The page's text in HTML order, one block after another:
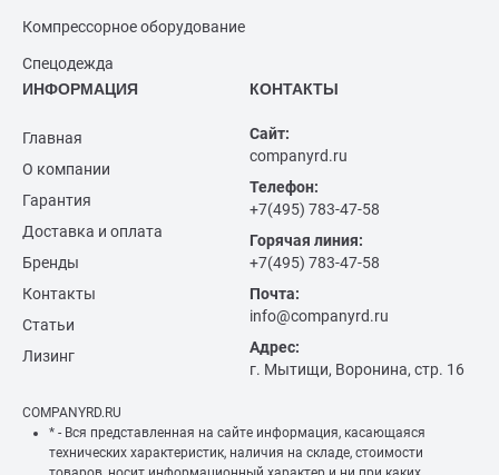
Компрессорное оборудование
Спецодежда
ИНФОРМАЦИЯ
Главная
О компании
Гарантия
Доставка и оплата
Бренды
Контакты
Статьи
Лизинг
КОНТАКТЫ
Сайт:
companyrd.ru
Телефон:
+7(495) 783-47-58
Горячая линия:
+7(495) 783-47-58
Почта:
info@companyrd.ru
Адрес:
г. Мытищи, Воронина, стр. 16
COMPANYRD.RU
* - Вся представленная на сайте информация, касающаяся
технических характеристик, наличия на складе, стоимости